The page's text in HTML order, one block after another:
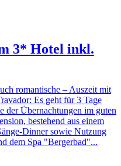
3* Hotel inkl.
romantische – Auszeit mit
Es geht für 3 Tage
der Übernachtungen im guten
bestehend aus einem
Dinner sowie Nutzung
dem Spa "Bergerbad"...